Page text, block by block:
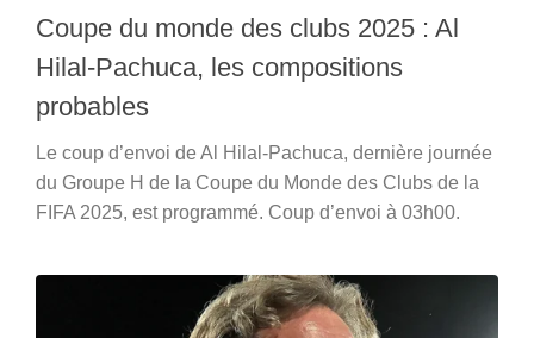
Coupe du monde des clubs 2025 : Al
Hilal-Pachuca, les compositions
probables
Le coup d’envoi de Al Hilal-Pachuca, dernière journée
du Groupe H de la Coupe du Monde des Clubs de la
FIFA 2025, est programmé. Coup d’envoi à 03h00.